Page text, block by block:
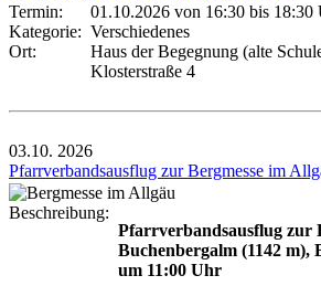
Termin:
01.10.2026 von 16:30 bis 18:30
Kategorie: Verschiedenes
Ort:
Haus der Begegnung (alte
Klosterstraße 4
03.10. 2026
Pfarrverbandsausflug zur Bergmesse im
Beschreibung:
Pfarrverbandsausflug zur
Buchenbergalm (1142 m),
um 11:00 Uhr